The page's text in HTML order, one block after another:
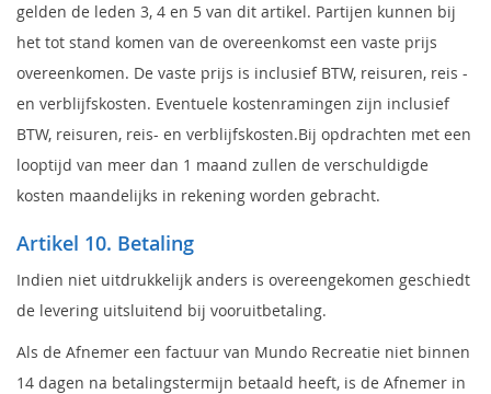
gelden de leden 3, 4 en 5 van dit artikel. Partijen kunnen bij
het tot stand komen van de overeenkomst een vaste prijs
overeenkomen. De vaste prijs is inclusief BTW, reisuren, reis -
en verblijfskosten. Eventuele kostenramingen zijn inclusief
BTW, reisuren, reis- en verblijfskosten.Bij opdrachten met een
looptijd van meer dan 1 maand zullen de verschuldigde
kosten maandelijks in rekening worden gebracht.
Artikel 10. Betaling
Indien niet uitdrukkelijk anders is overeengekomen geschiedt
de levering uitsluitend bij vooruitbetaling.
Als de Afnemer een factuur van Mundo Recreatie niet binnen
14 dagen na betalingstermijn betaald heeft, is de Afnemer in